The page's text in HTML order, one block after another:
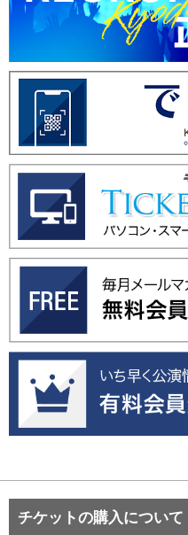
チケットの購入について